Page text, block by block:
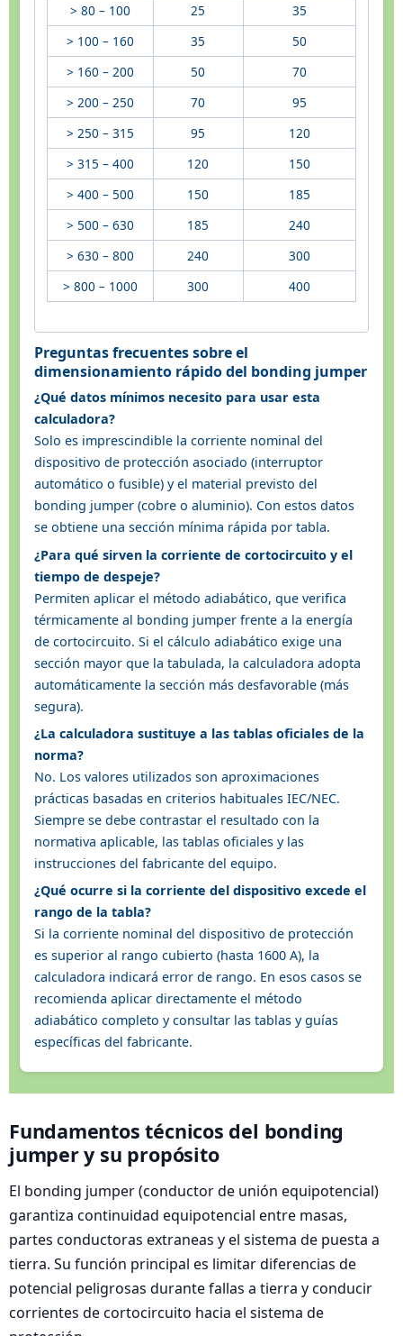
> 80 – 100
25
35
> 100 – 160
35
50
> 160 – 200
50
70
> 200 – 250
70
95
> 250 – 315
95
120
> 315 – 400
120
150
> 400 – 500
150
185
> 500 – 630
185
240
> 630 – 800
240
300
> 800 – 1000
300 400
Preguntas frecuentes sobre el
dimensionamiento rápido del bonding jumper
¿Qué datos mínimos necesito para usar esta
calculadora?
Solo es imprescindible la corriente nominal del
dispositivo de protección asociado (interruptor
automático o fusible) y el material previsto del
bonding jumper (cobre o aluminio). Con estos datos
se obtiene una sección mínima rápida por tabla.
¿Para qué sirven la corriente de cortocircuito y el
tiempo de despeje?
Permiten aplicar el método adiabático, que verifica
térmicamente al bonding jumper frente a la energía
de cortocircuito. Si el cálculo adiabático exige una
sección mayor que la tabulada, la calculadora adopta
automáticamente la sección más desfavorable (más
segura).
¿La calculadora sustituye a las tablas oficiales de la
norma?
No. Los valores utilizados son aproximaciones
prácticas basadas en criterios habituales IEC/NEC.
Siempre se debe contrastar el resultado con la
normativa aplicable, las tablas oficiales y las
instrucciones del fabricante del equipo.
¿Qué ocurre si la corriente del dispositivo excede el
rango de la tabla?
Si la corriente nominal del dispositivo de protección
es superior al rango cubierto (hasta 1600 A), la
calculadora indicará error de rango. En esos casos se
recomienda aplicar directamente el método
adiabático completo y consultar las tablas y guías
específicas del fabricante.
Fundamentos técnicos del bonding
jumper y su propósito
El bonding jumper (conductor de unión equipotencial)
garantiza continuidad equipotencial entre masas,
partes conductoras extraneas y el sistema de puesta a
tierra. Su función principal es limitar diferencias de
potencial peligrosas durante fallas a tierra y conducir
corrientes de cortocircuito hacia el sistema de